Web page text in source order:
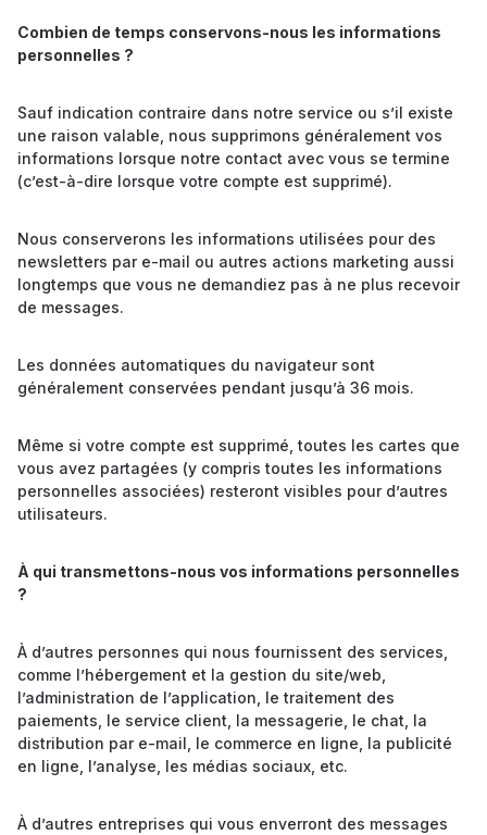
Combien de temps conservons-nous les informations
personnelles ?
Sauf indication contraire dans notre service ou s’il existe
une raison valable, nous supprimons généralement vos
informations lorsque notre contact avec vous se termine
(c’est-à-dire lorsque votre compte est supprimé).
Nous conserverons les informations utilisées pour des
newsletters par e-mail ou autres actions marketing aussi
longtemps que vous ne demandiez pas à ne plus recevoir
de messages.
Les données automatiques du navigateur sont
généralement conservées pendant jusqu’à 36 mois.
Même si votre compte est supprimé, toutes les cartes que
vous avez partagées (y compris toutes les informations
personnelles associées) resteront visibles pour d’autres
utilisateurs.
À qui transmettons-nous vos informations personnelles
?
À d’autres personnes qui nous fournissent des services,
comme l’hébergement et la gestion du site/web,
l’administration de l’application, le traitement des
paiements, le service client, la messagerie, le chat, la
distribution par e-mail, le commerce en ligne, la publicité
en ligne, l’analyse, les médias sociaux, etc.
À d’autres entreprises qui vous enverront des messages